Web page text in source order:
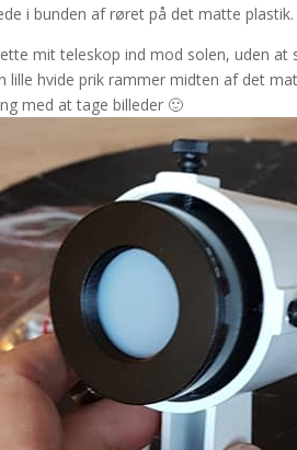
i bunden af røret på det matte plastik.
mit teleskop ind mod solen, uden at
hvide prik rammer midten af det
med at tage billeder 🙂